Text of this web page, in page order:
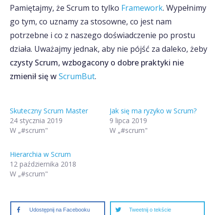
Pamiętajmy, że Scrum to tylko Framework. Wypełnimy
go tym, co uznamy za stosowne, co jest nam
potrzebne i co z naszego doświadczenie po prostu
działa. Uważajmy jednak, aby nie pójść za daleko, żeby
czysty Scrum, wzbogacony o dobre praktyki nie
zmienił się wScrumBut.
Skuteczny Scrum Master
24 stycznia 2019
W „#scrum"
Jak się ma ryzyko w Scrum?
9 lipca 2019
W „#scrum"
Hierarchia w Scrum
12 października 2018
W „#scrum"
Udostępnij na Facebooku Tweetnij o tekście